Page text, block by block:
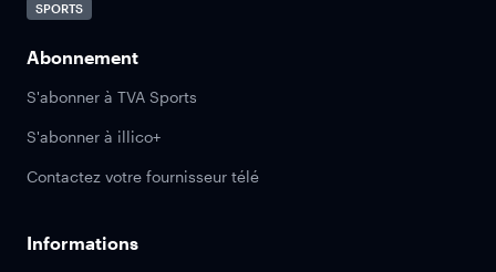
SPORTS
Abonnement
S'abonner à TVA Sports
S'abonner à illico+
Contactez votre fournisseur télé
Informations